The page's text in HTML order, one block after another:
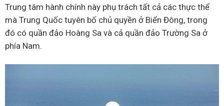
Trung tâm hành chính này phụ trách tất cả các thực thể
mà Trung Quốc tuyên bố chủ quyền ở Biển Đông, trong
đó có quần đảo Hoàng Sa và cả quần đảo Trường Sa ở
phía Nam.